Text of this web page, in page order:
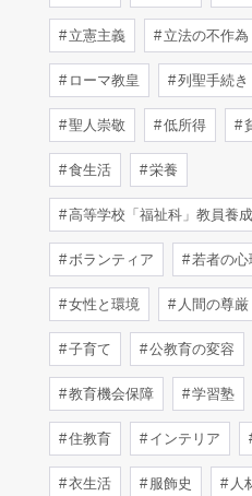
立憲主義 立法の不作為
ローマ教皇 列聖手続き
聖人崇敬 低所得
食生活 栄養
高等学校「福祉科」教員養成
ボランティア 若者の心
女性と環境 人間の尊厳
子育て 公教育の変容
教育機会保障 学習塾
住教育 インテリア
衣生活 服飾史 人